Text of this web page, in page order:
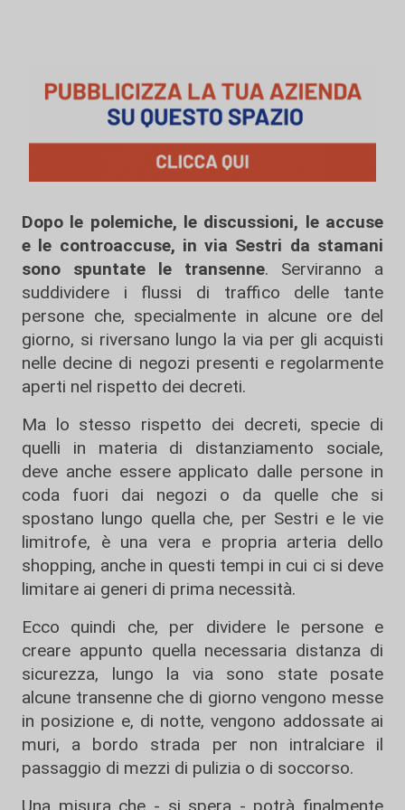
Dopo le polemiche, le discussioni, le accuse
e le controaccuse, in via Sestri da stamani
sono spuntate le transenne. Serviranno a
suddividere i flussi di traffico delle tante
persone che, specialmente in alcune ore del
giorno, si riversano lungo la via per gli acquisti
nelle decine di negozi presenti e regolarmente
aperti nel rispetto dei decreti.
Ma lo stesso rispetto dei decreti, specie di
quelli in materia di distanziamento sociale,
deve anche essere applicato dalle persone in
coda fuori dai negozi o da quelle che si
spostano lungo quella che, per Sestri e le vie
limitrofe, è una vera e propria arteria dello
shopping, anche in questi tempi in cui ci si deve
limitare ai generi di prima necessità.
Ecco quindi che, per dividere le persone e
creare appunto quella necessaria distanza di
sicurezza, lungo la via sono state posate
alcune transenne che di giorno vengono messe
in posizione e, di notte, vengono addossate ai
muri, a bordo strada per non intralciare il
passaggio di mezzi di pulizia o di soccorso.